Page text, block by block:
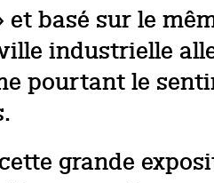
basé sur le
industrielle
pourtant le
grande